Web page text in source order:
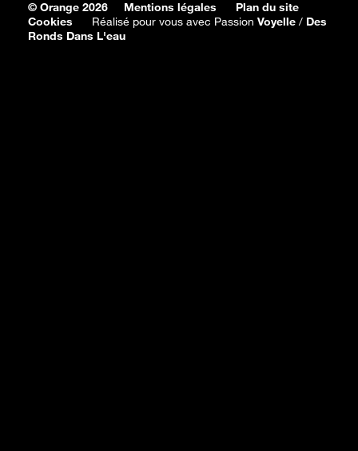
© Orange 2026 Mentions légales
Plan du site
Cookies
Réalisé pour vous avec Passion Voyelle / Des
Ronds Dans L'eau